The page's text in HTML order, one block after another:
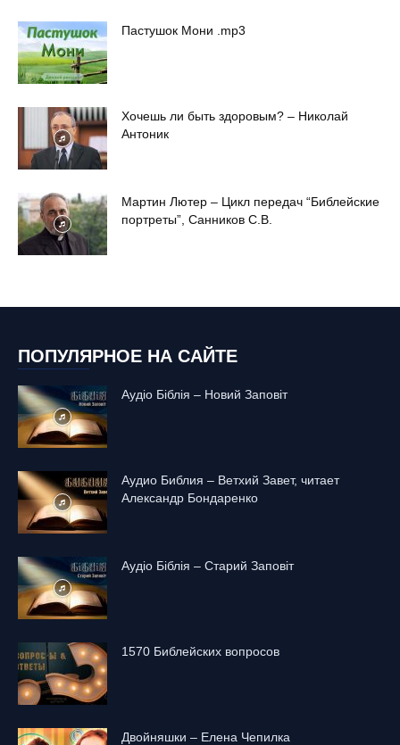
Пастушок Мони .mp3
Хочешь ли быть здоровым? – Николай
Антоник
Мартин Лютер – Цикл передач “Библейские
портреты”, Санников С.В.
ПОПУЛЯРНОЕ НА САЙТЕ
Аудіо Біблія – Новий Заповіт
Аудио Библия – Ветхий Завет, читает
Александр Бондаренко
Аудіо Біблія – Старий Заповіт
1570 Библейских вопросов
Двойняшки – Елена Чепилка